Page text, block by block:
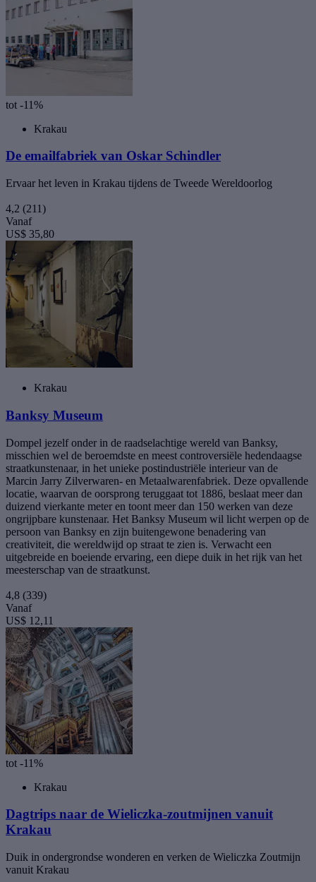
tot -11%
Krakau
De emailfabriek van Oskar Schindler
Ervaar het leven in Krakau tijdens de Tweede Wereldoorlog
4,2 (211)
Vanaf
US$ 35,80
Krakau
Banksy Museum
Dompel jezelf onder in de raadselachtige wereld van Banksy,
misschien wel de beroemdste en meest controversiële hedendaagse
straatkunstenaar, in het unieke postindustriële interieur van de
Marcin Jarry Zilverwaren- en Metaalwarenfabriek. Deze opvallende
locatie, waarvan de oorsprong teruggaat tot 1886, beslaat meer dan
duizend vierkante meter en toont meer dan 150 werken van deze
ongrijpbare kunstenaar. Het Banksy Museum wil licht werpen op de
persoon van Banksy en zijn buitengewone benadering van
creativiteit, die wereldwijd op straat te zien is. Verwacht een
uitgebreide en boeiende ervaring, een diepe duik in het rijk van het
meesterschap van de straatkunst.
4,8 (339)
Vanaf
US$ 12,11
tot -11%
Krakau
Dagtrips naar de Wieliczka-zoutmijnen vanuit
Krakau
Duik in ondergrondse wonderen en verken de Wieliczka Zoutmijn
vanuit Krakau